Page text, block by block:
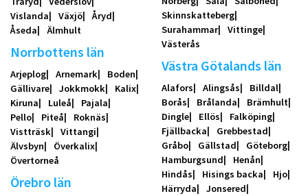
Vislanda
Växjö
Åryd
Åseda
Älmhult
Norrbottens län
Arjeplog Arnemark
Boden
Gällivare
Jokkmokk
Kalix
Kiruna
Luleå
Pajala
Pello
Piteå
Roknäs
Vistträsk
Vittangi
Älvsbyn
Överkalix
Övertorneå
Örebro län
Skinnskatteberg
Surahammar
Vittinge
Västerås
Västra Götalands län
Alafors Alingsås
Billdal
Borås
Brålanda
Brämhult
Dingle
Ellös
Falköping
Fjällbacka
Grebbestad
Gråbo
Gällstad
Göteborg
Hamburgsund
Henån
Hindås
Hisings backa
Hjo
Härryda
Jonsered